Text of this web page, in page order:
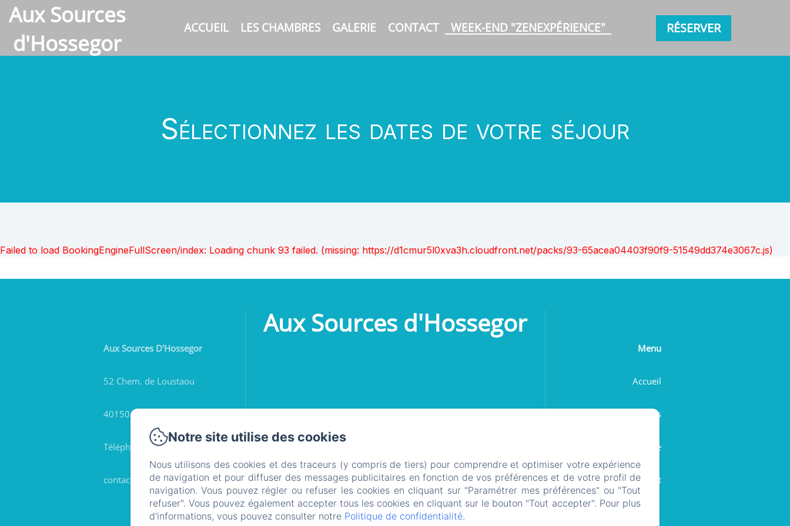
Aux Sources
d'Hossegor
ACCUEIL LES CHAMBRES GALERIE CONTACT WEEK-END "ZENEXPÉRIENCE" RÉSERVER
Sélectionnez les dates de votre séjour
Failed to load BookingEngineFullScreen/index: Loading chunk 93 failed. (missing: https://d1cmur5l0xva3h.cloudfront.net/packs/93-65acea04403f90f9-51549dd374e3067c.js)
Aux Sources D'Hossegor
52 Chem. de Loustaou
40150 - Soorts-Hossegor
Téléphone: 0033614786537
contact@auxsourcesdhossegor.fr
Aux Sources d'Hossegor
Créé par Amenitiz
Menu
Accueil
Les chambres
Galerie
Contact
Notre site utilise des cookies
Nous utilisons des cookies et des traceurs (y compris de tiers) pour comprendre et optimiser votre expérience
de navigation et pour diffuser des messages publicitaires en fonction de vos préférences et de votre profil de
navigation. Vous pouvez régler ou refuser les cookies en cliquant sur "Paramétrer mes préférences" ou "Tout
refuser". Vous pouvez également accepter tous les cookies en cliquant sur le bouton "Tout accepter". Pour plus
d'informations, vous pouvez consulter notre Politique de confidentialité.